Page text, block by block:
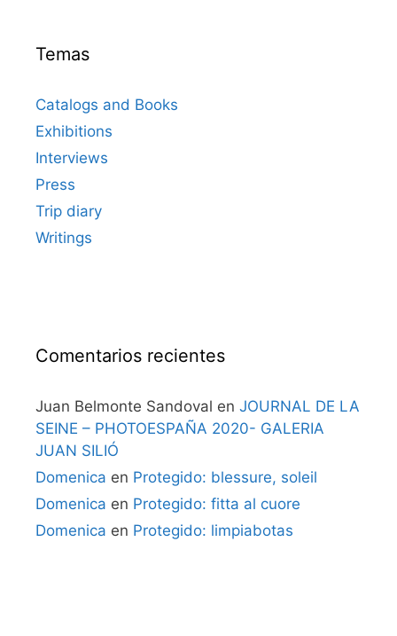
Temas
Catalogs and Books
Exhibitions
Interviews
Press
Trip diary
Writings
Comentarios recientes
Juan Belmonte Sandoval en JOURNAL DE LA
SEINE – PHOTOESPAÑA 2020- GALERIA
JUAN SILIÓ
Domenica en Protegido: blessure, soleil
Domenica en Protegido: fitta al cuore
Domenica en Protegido: limpiabotas